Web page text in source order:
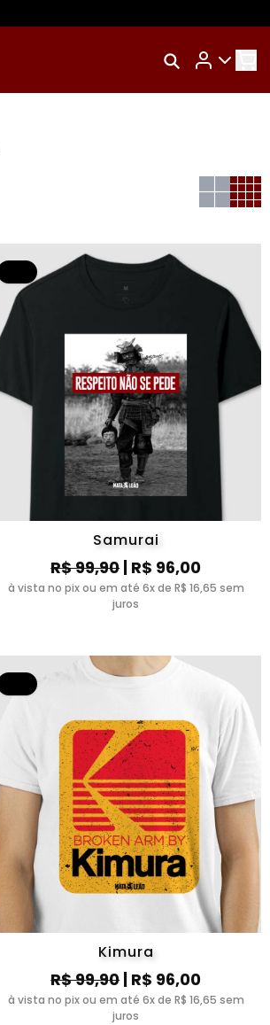
Samurai
R$ 99,90| R$ 96,00
à vista no pix ou em até 6x de R$ 16,65 sem
juros
Kimura
R$ 99,90| R$ 96,00
à vista no pix ou em até 6x de R$ 16,65 sem
juros